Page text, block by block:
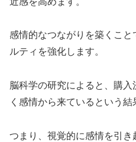
感情的なつながりを築くこ
ルティを強化します。
脳科学の研究によると、購
く感情から来ているという結
つまり、視覚的に感情を引